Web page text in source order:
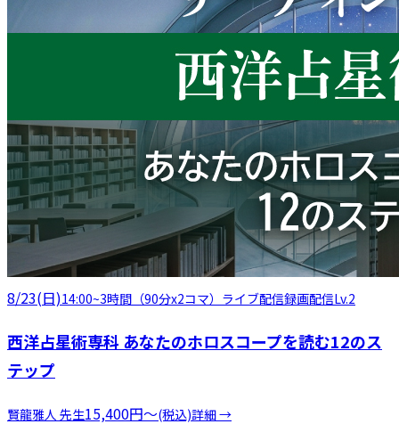
8/23(日)14:00~3時間（90分x2コマ） ライブ配信録画配信Lv.2
西洋占星術専科 あなたのホロスコープを読む12のス
テップ
賢龍雅人 先生15,400円〜(税込)詳細 →